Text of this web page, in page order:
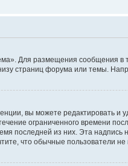
Для размещения сообщения в
страниц форума или темы.
вы можете редактировать
ограниченного времени
последней из них. Эта
что обычные пользователи не